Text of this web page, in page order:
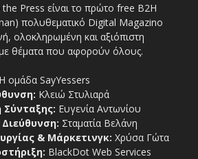
the Press είναι το πρώτο free Β2Η
πολυθεματικό Digital Magazino
ολοκληρωμένη και αξιόπιστη
θέματα που αφορούν όλους.
Η ομάδα SayYessers
Κλειώ Στυλιαρά
Σύνταξης: Ευγενία Αντωνίου
Σταματία Βελάνη
& Μάρκετινγκ: Χρύσα Γώτα
BlackDot Web Services